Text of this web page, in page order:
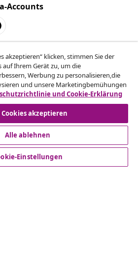
Accounts
für deine Bestellung
zurücktreten
akzeptieren“ klicken, stimmen Sie der
auf Ihrem Gerät zu, um die
Werbung zu personalisieren,die
und unsere Marketingbemühungen
und Cookie-Erklärung
akzeptieren
Alle ablehnen
Einstellungen